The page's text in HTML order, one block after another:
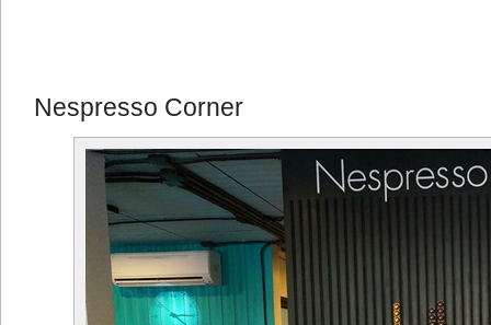
Nespresso Corner